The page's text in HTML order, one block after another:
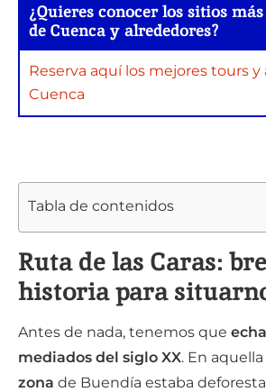
¿Quieres conocer los sitios
de Cuenca y alrededores?
Reserva aquí los mejores tours
Cuenca
Tabla de contenidos
Ruta de las Caras:
historia para
Antes de nada, tenemos que
mediados del siglo XX. En
zona de Buendía estaba